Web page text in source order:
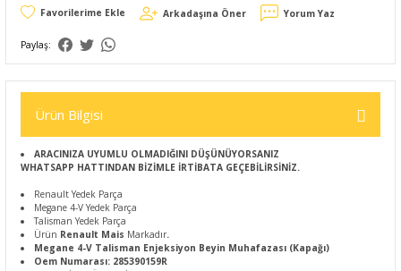
Arkadaşına Öner Yorum Yaz
Paylaş:
Ürün Bilgisi
ARACINIZA UYUMLU OLMADIĞINI DÜŞÜNÜYORSANIZ
WHATSAPP HATTINDAN BİZİMLE İRTİBATA GEÇEBİLİRSİNİZ.
Renault Yedek Parça
Megane 4-V Yedek Parça
Talisman Yedek Parça
Ürün Renault Mais Markadır.
Megane 4-V Talisman Enjeksiyon Beyin Muhafazası (Kapağı)
Oem Numarası: 285390159R